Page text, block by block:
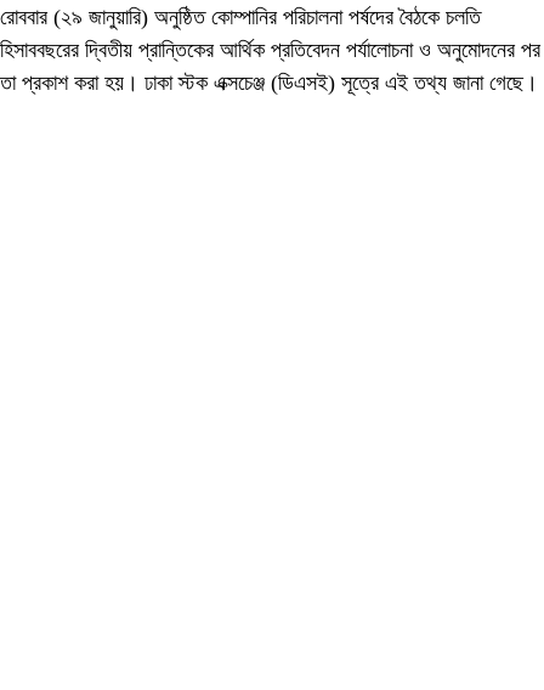
রোববার (২৯ জানুয়ারি) অনুষ্ঠিত কোম্পানির পরিচালনা পর্ষদের বৈঠকে চলতি
হিসাববছরের দ্বিতীয় প্রান্তিকের আর্থিক প্রতিবেদন পর্যালোচনা ও অনুমোদনের পর
তা প্রকাশ করা হয়। ঢাকা স্টক এক্সচেঞ্জ (ডিএসই) সূত্রে এই তথ্য জানা গেছে।